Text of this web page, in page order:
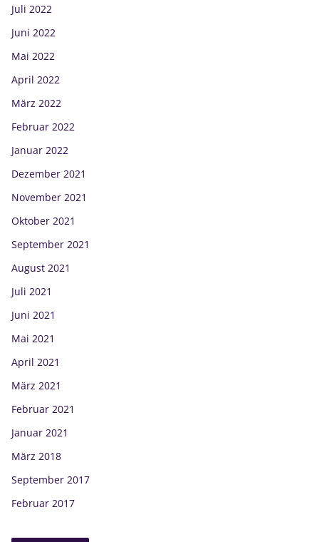
Juli 2022
Juni 2022
Mai 2022
April 2022
März 2022
Februar 2022
Januar 2022
Dezember 2021
November 2021
Oktober 2021
September 2021
August 2021
Juli 2021
Juni 2021
Mai 2021
April 2021
März 2021
Februar 2021
Januar 2021
März 2018
September 2017
Februar 2017